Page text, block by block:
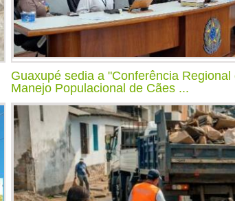
Guaxupé sedia a "Conferência Regional
Manejo Populacional de Cães ...